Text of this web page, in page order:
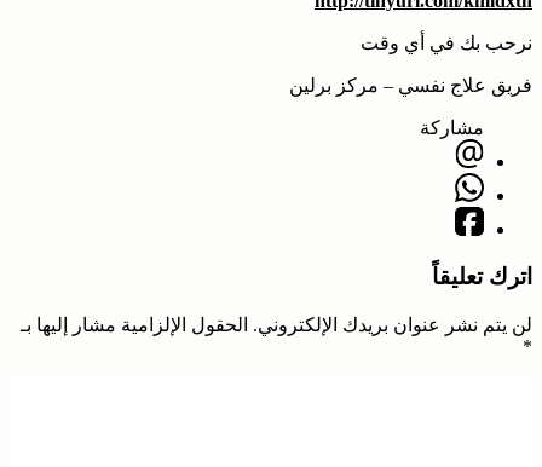
نرحب بك في أي وقت
فريق علاج نفسي – مركز برلين
مشاركة
اترك تعليقاً
لن يتم نشر عنوان بريدك الإلكتروني. الحقول الإلزامية مشار إليها بـ
*